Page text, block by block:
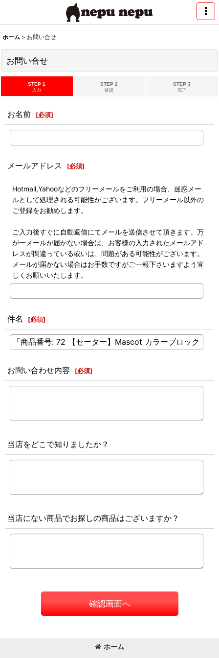
ホーム > お問い合せ
お問い合せ
STEP 1
入力
STEP 2
確認
STEP 3
完了
お名前 [必須]
メールアドレス [必須]
Hotmail,Yahooなどのフリーメールをご利用の場合、迷惑メー
ルとして処理される可能性がございます。フリーメール以外の
ご登録をお勧めします。
ご入力後すぐに自動返信にてメールを送信させて頂きます。万
が一メールが届かない場合は、お客様の入力されたメールアド
レスが間違っている或いは、問題がある可能性がございます。
メールが届かない場合はお手数ですがご一報下さいますよう宜
しくお願いいたします。
件名 [必須]
お問い合わせ内容 [必須]
当店をどこで知りましたか？
当店にない商品でお探しの商品はございますか？
確認画面へ
ホーム